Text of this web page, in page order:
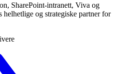
SharePoint-intranett, Viva og
og strategiske partner for